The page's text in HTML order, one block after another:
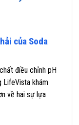
của Soda
điều chỉnh pH
LifeVista khám
về hai sự lựa